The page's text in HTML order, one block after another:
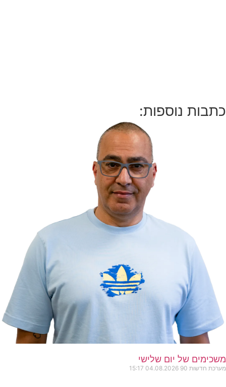
נוספות:
של יום שלישי
90
04.08.2026
15:17